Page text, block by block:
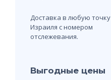
Доставка в любую точку
Израиля с номером
отслежевания.
Выгодные цены